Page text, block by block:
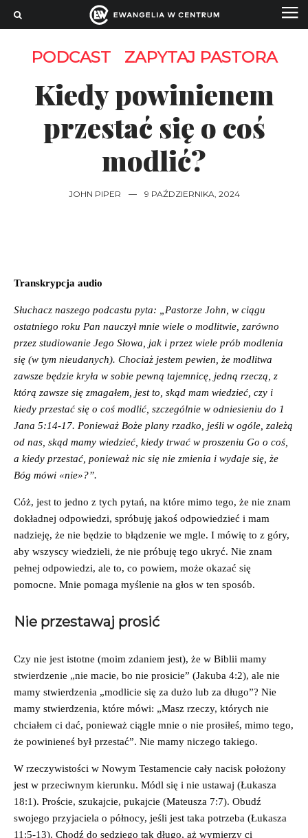
PODCAST ZAPYTAJ PASTORA
Kiedy powinienem
przestać się o coś
modlić?
JOHN PIPER — 9 PAŹDZIERNIKA, 2024
Transkrypcja audio
Słuchacz naszego podcastu pyta: „Pastorze John, w ciągu
ostatniego roku Pan nauczył mnie wiele o modlitwie, zarówno
przez studiowanie Jego Słowa, jak i przez wiele prób modlenia
się (w tym nieudanych). Chociaż jestem pewien, że modlitwa
zawsze będzie kryła w sobie pewną tajemnicę, jedną rzeczą, z
którą zawsze się zmagałem, jest to, skąd mam wiedzieć, czy i
kiedy przestać się o coś modlić, szczególnie w odniesieniu do 1
Jana 5:14-17. Ponieważ Boże plany rzadko, jeśli w ogóle, zależą
od nas, skąd mamy wiedzieć, kiedy trwać w proszeniu Go o coś,
a kiedy przestać, ponieważ nic się nie zmienia i wydaje się, że
Bóg mówi «nie»?”.
Cóż, jest to jedno z tych pytań, na które mimo tego, że nie znam
dokładnej odpowiedzi, spróbuję jakoś odpowiedzieć i mam
nadzieję, że nie będzie to błądzenie we mgle. I mówię to z góry,
aby wszyscy wiedzieli, że nie próbuję tego ukryć. Nie znam
pełnej odpowiedzi, ale to, co powiem, może okazać się
pomocne. Mnie pomaga myślenie na głos w ten sposób.
Nie przestawaj prosić
Czy nie jest istotne (moim zdaniem jest), że w Biblii mamy
stwierdzenie „nie macie, bo nie prosicie” (Jakuba 4:2), ale nie
mamy stwierdzenia „modlicie się za dużo lub za długo”? Nie
mamy stwierdzenia, które mówi: „Masz rzeczy, których nie
chciałem ci dać, ponieważ ciągle mnie o nie prosiłeś, mimo tego,
że powinieneś był przestać”. Nie mamy niczego takiego.
W rzeczywistości w Nowym Testamencie cały nacisk położony
jest w przeciwnym kierunku. Módl się i nie ustawaj (Łukasza
18:1). Proście, szukajcie, pukajcie (Mateusza 7:7). Obudź
swojego przyjaciela o północy, jeśli jest taka potrzeba (Łukasza
11:5-13). Chodź do sędziego tak długo, aż wymierzy ci